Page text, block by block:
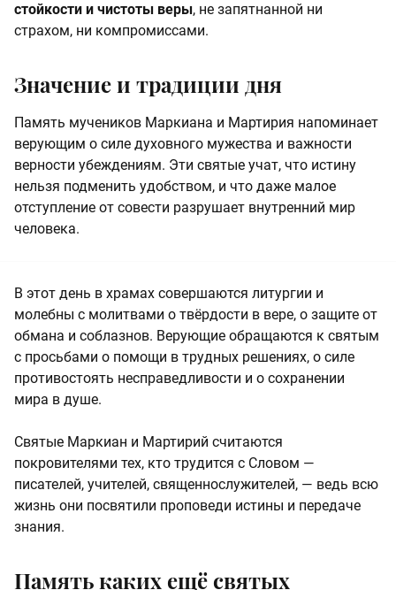
стойкости и чистоты веры, не запятнанной ни
страхом, ни компромиссами.
Значение и традиции дня
Память мучеников Маркиана и Мартирия напоминает
верующим о силе духовного мужества и важности
верности убеждениям. Эти святые учат, что истину
нельзя подменить удобством, и что даже малое
отступление от совести разрушает внутренний мир
человека.
В этот день в храмах совершаются литургии и
молебны с молитвами о твёрдости в вере, о защите от
обмана и соблазнов. Верующие обращаются к святым
с просьбами о помощи в трудных решениях, о силе
противостоять несправедливости и о сохранении
мира в душе.
Святые Маркиан и Мартирий считаются
покровителями тех, кто трудится с Словом —
писателей, учителей, священнослужителей, — ведь всю
жизнь они посвятили проповеди истины и передаче
знания.
Память каких ещё святых